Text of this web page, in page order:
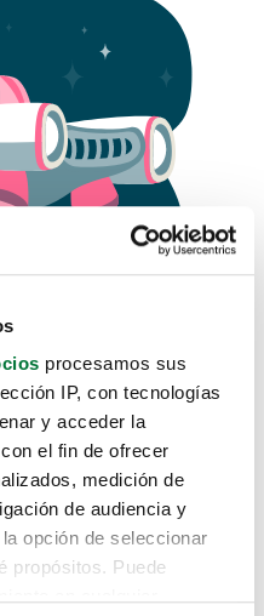
procesamos sus
IP, con tecnologías
y acceder la
el fin de ofrecer
medición de
de audiencia y
opción de seleccionar
propósitos. Puede
como
aquí.
que estás
enlaces: